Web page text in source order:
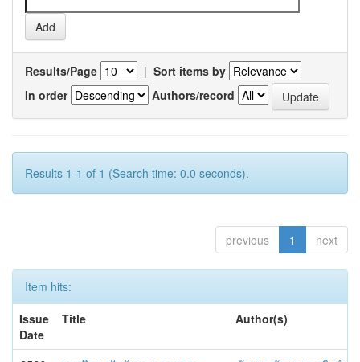
Results/Page | Sort items by
In order
Authors/record
Results 1-1 of 1 (Search time: 0.0 seconds).
previous 1 next
Item hits:
Issue
Date
Title Author(s)